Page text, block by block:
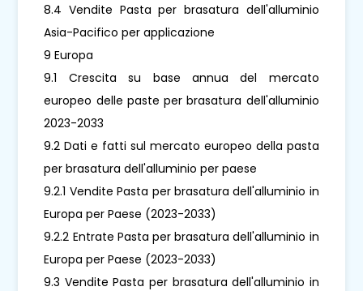
8.4 Vendite Pasta per brasatura dell'alluminio
Asia-Pacifico per applicazione
9 Europa
9.1 Crescita su base annua del mercato
europeo delle paste per brasatura dell'alluminio
2023-2033
9.2 Dati e fatti sul mercato europeo della pasta
per brasatura dell'alluminio per paese
9.2.1 Vendite Pasta per brasatura dell'alluminio in
Europa per Paese (2023-2033)
9.2.2 Entrate Pasta per brasatura dell'alluminio in
Europa per Paese (2023-2033)
9.3 Vendite Pasta per brasatura dell'alluminio in